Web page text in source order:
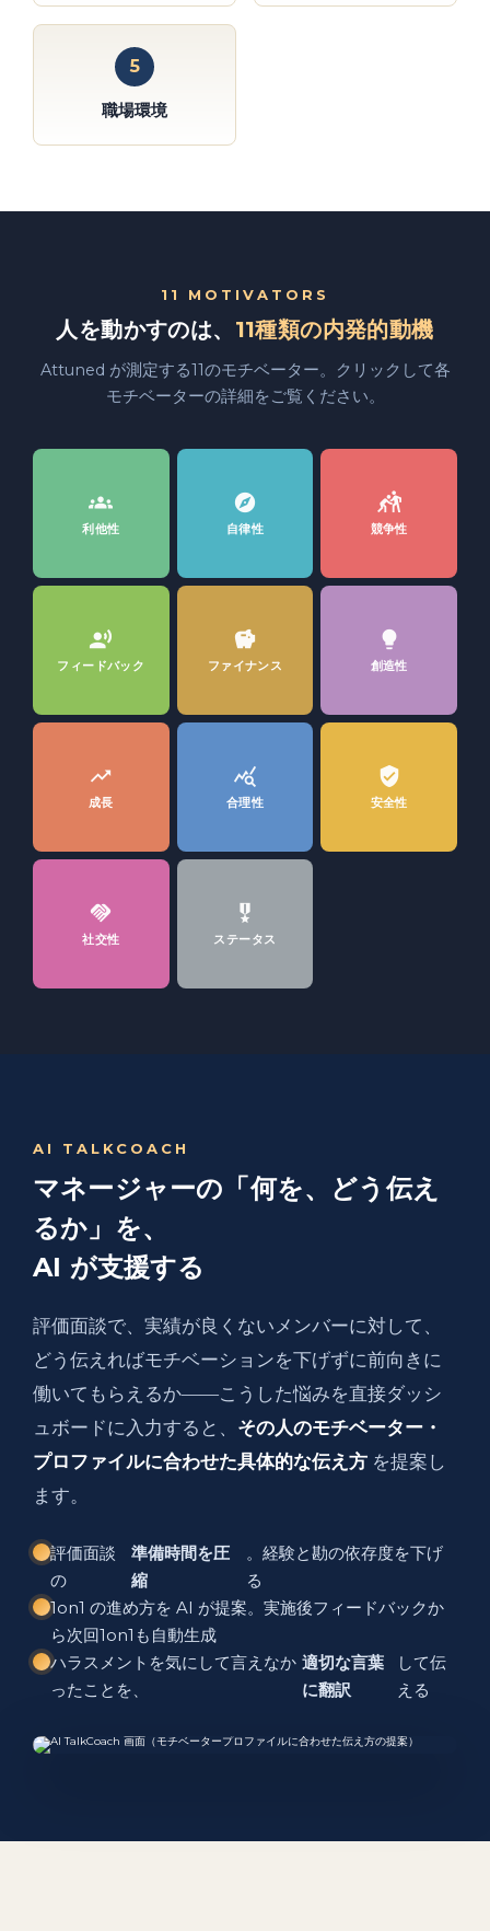
5
職場環境
11 MOTIVATORS
人を動かすのは、 11種類の内発的動機
Attuned が測定する11のモチベーター。クリックして各
モチベーターの詳細をご覧ください。
groups
利他性
explore
自律性
sports_kabaddi
競争性
record_voice_over
フィードバック
savings
ファイナンス
lightbulb
創造性
trending_up
成長
query_stats
合理性
verified_user
安全性
handshake
社交性
military_tech
ステータス
AI TALKCOACH
マネージャーの「何を、どう伝え
るか」を、
AI が支援する
評価面談で、実績が良くないメンバーに対して、
どう伝えればモチベーションを下げずに前向きに
働いてもらえるか――こうした悩みを直接ダッシ
ュボードに入力すると、 その人のモチベーター・
プロファイルに合わせた具体的な伝え方 を提案し
ます。
評価面談
の
準備時間を圧
縮
。経験と勘の依存度を下げ
る
1on1 の進め方を AI が提案。実施後フィードバックか
ら次回1on1も自動生成
ハラスメントを気にして言えなか
ったことを、
適切な言葉
に翻訳
して伝
える